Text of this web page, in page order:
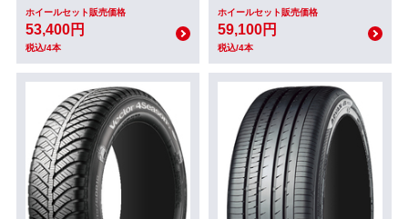
ホイールセット販売価格
53,400円
税込/4本
ホイールセット販売価格
59,100円
税込/4本